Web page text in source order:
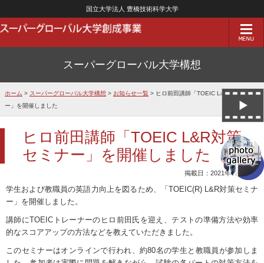
国立大学法人 豊橋技術科学大学
スーパーグローバル大学構想
ホーム > スーパーグローバル大学構想 > お知らせ一覧 > ヒロ前田講師「TOEIC L&R対策セミナ
ー」を開催しました
ヒロ前田講師「TOEIC L&R対策
セミナー」を開催しました
掲載日：2021年03月29日
学生および教職員の英語力向上を図るため、「TOEIC(R) L&R対策セミナ
ー」を開催しました。
講師にTOEICトレーナーのヒロ前田氏を迎え、テストの準備方法や効率
的なスコアアップの方法などを教えていただきました。
このセミナーはオンラインで行われ、約80名の学生と教職員が参加しま